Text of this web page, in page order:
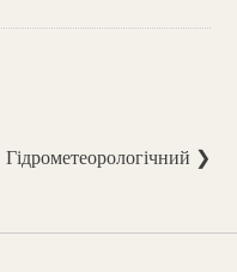
Гідрометеорологічний ❯